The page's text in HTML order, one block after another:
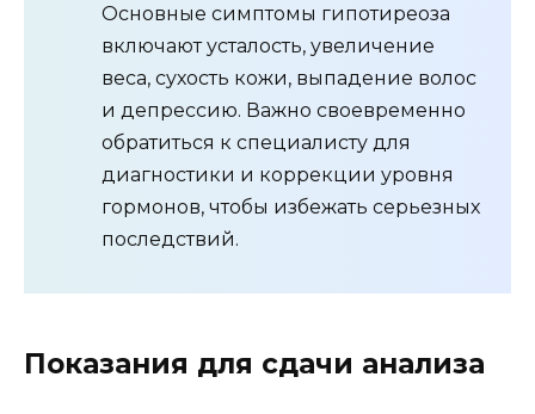
Основные симптомы гипотиреоза
включают усталость, увеличение
веса, сухость кожи, выпадение волос
и депрессию. Важно своевременно
обратиться к специалисту для
диагностики и коррекции уровня
гормонов, чтобы избежать серьезных
последствий.
Показания для сдачи анализа